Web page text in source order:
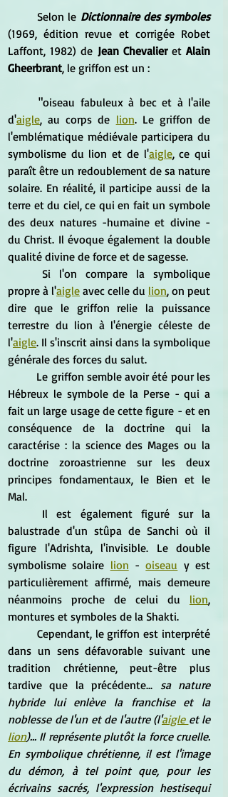
	Selon le
Dictionnaire des symboles
(1969, édition revue et corrigée Robet
Laffont, 1982) de Jean Chevalier et Alain
Gheerbrant, le griffon est un :
	"oiseau fabuleux à bec et à l'aile
d'aigle, au corps de lion. Le griffon de
l'emblématique médiévale participera du
symbolisme du lion et de l'aigle, ce qui
paraît être un redoublement de sa nature
solaire. En réalité, il participe aussi de la
terre et du ciel, ce qui en fait un symbole
des deux natures -humaine et divine -
du Christ. Il évoque également la double
qualité divine de force et de sagesse.
propre à l'aigle avec celle du lion, on peut
dire que le griffon relie la puissance
terrestre du lion à l'énergie céleste de
l'aigle. Il s'inscrit ainsi dans la symbolique
générale des forces du salut.
Hébreux le symbole de la Perse - qui a
fait un large usage de cette figure - et en
conséquence de la doctrine qui la
caractérise : la science des Mages ou la
doctrine zoroastrienne sur les deux
principes fondamentaux, le Bien et le
Mal.
balustrade d'un stûpa de Sanchi où il
figure l'Adrishta, l'invisible. Le double
symbolisme solaire lion - oiseau y est
particulièrement affirmé, mais demeure
néanmoins proche de celui du lion,
montures et symboles de la Shakti.
dans un sens défavorable suivant une
tradition chrétienne, peut-être plus
tardive que la précédente... sa nature
hybride lui enlève la franchise et la
noblesse de l'un et de l'autre (l'aigle
et le
lion)... Il représente plutôt la force cruelle.
En symbolique chrétienne, il est l'image
du démon, à tel point que, pour les
écrivains sacrés, l'expression hestisequi